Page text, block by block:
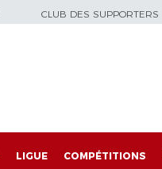
CLUB DES SUPPORTERS
LIGUE COMPÉTITIONS